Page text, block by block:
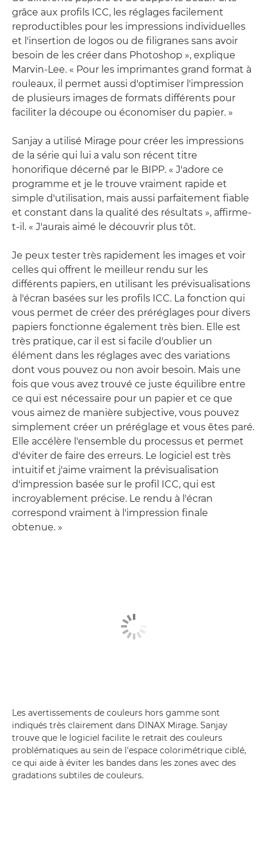
grâce aux profils ICC, les réglages facilement
reproductibles pour les impressions individuelles
et l'insertion de logos ou de filigranes sans avoir
besoin de les créer dans Photoshop », explique
Marvin-Lee. « Pour les imprimantes grand format à
rouleaux, il permet aussi d'optimiser l'impression
de plusieurs images de formats différents pour
faciliter la découpe ou économiser du papier. »
Sanjay a utilisé Mirage pour créer les impressions
de la série qui lui a valu son récent titre
honorifique décerné par le BIPP. « J'adore ce
programme et je le trouve vraiment rapide et
simple d'utilisation, mais aussi parfaitement fiable
et constant dans la qualité des résultats », affirme-
t-il. « J'aurais aimé le découvrir plus tôt.
Je peux tester très rapidement les images et voir
celles qui offrent le meilleur rendu sur les
différents papiers, en utilisant les prévisualisations
à l'écran basées sur les profils ICC. La fonction qui
vous permet de créer des préréglages pour divers
papiers fonctionne également très bien. Elle est
très pratique, car il est si facile d'oublier un
élément dans les réglages avec des variations
dont vous pouvez ou non avoir besoin. Mais une
fois que vous avez trouvé ce juste équilibre entre
ce qui est nécessaire pour un papier et ce que
vous aimez de manière subjective, vous pouvez
simplement créer un préréglage et vous êtes paré.
Elle accélère l'ensemble du processus et permet
d'éviter de faire des erreurs. Le logiciel est très
intuitif et j'aime vraiment la prévisualisation
d'impression basée sur le profil ICC, qui est
incroyablement précise. Le rendu à l'écran
correspond vraiment à l'impression finale
obtenue. »
Les avertissements de couleurs hors gamme sont
indiqués très clairement dans DINAX Mirage. Sanjay
trouve que le logiciel facilite le retrait des couleurs
problématiques au sein de l'espace colorimétrique ciblé,
ce qui aide à éviter les bandes dans les zones avec des
gradations subtiles de couleurs.